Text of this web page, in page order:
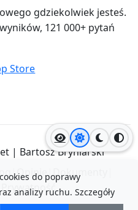
Jasny motyw
Ciemny
gdziekolwiek jesteś.
121 000+ pytań
| Bartosz Bryniarski
|Opinie|Dokumenty
Prywatność
do poprawy
analizy ruchu. Szczegóły